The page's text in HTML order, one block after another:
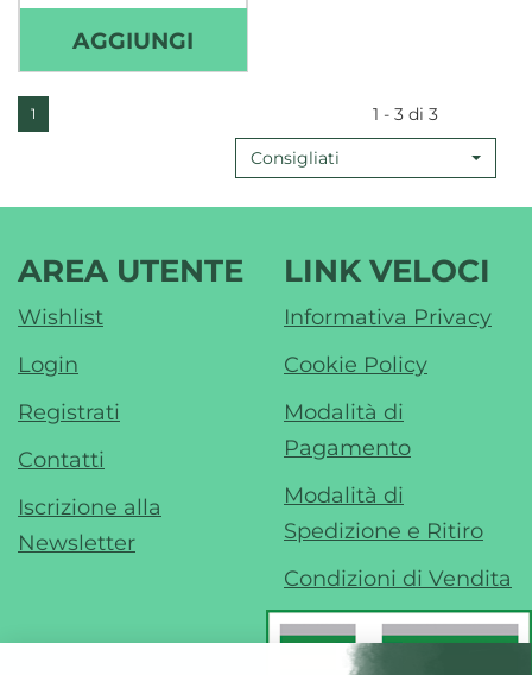
AGGIUNGI
RIV
CARRELLO
1 1 - 3 di 3
Consigliati
AREA UTENTE
Wishlist
Login
Registrati
Contatti
Iscrizione alla
Newsletter
LINK VELOCI
Informativa Privacy
Cookie Policy
Modalità di
Pagamento
Modalità di
Spedizione e Ritiro
Condizioni di Vendita